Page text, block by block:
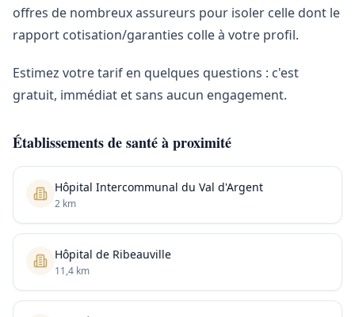
offres de nombreux assureurs pour isoler celle dont le
rapport cotisation/garanties colle à votre profil.
Estimez votre tarif en quelques questions : c'est
gratuit, immédiat et sans aucun engagement.
Établissements de santé à proximité
Hôpital Intercommunal du Val d'Argent
2 km
Hôpital de Ribeauville
11,4 km